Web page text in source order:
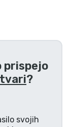
prispejo
?
svojih